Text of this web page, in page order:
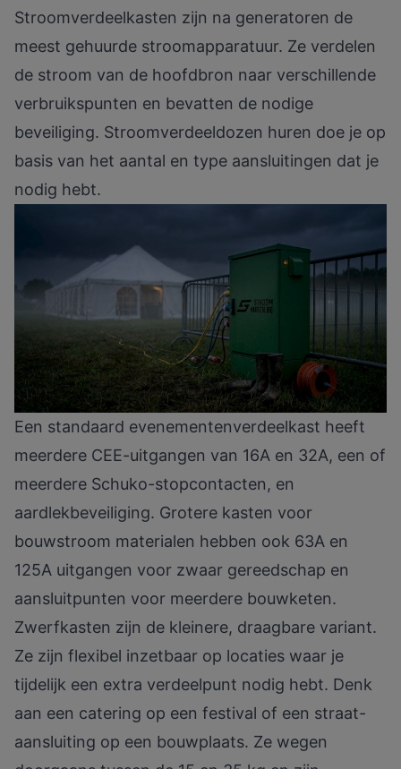
Stroomverdeelkasten zijn na generatoren de
meest gehuurde stroomapparatuur. Ze verdelen
de stroom van de hoofdbron naar verschillende
verbruikspunten en bevatten de nodige
beveiliging. Stroomverdeeldozen huren doe je op
basis van het aantal en type aansluitingen dat je
nodig hebt.
Een standaard evenementenverdeelkast heeft
meerdere CEE-uitgangen van 16A en 32A, een of
meerdere Schuko-stopcontacten, en
aardlekbeveiliging. Grotere kasten voor
bouwstroom materialen hebben ook 63A en
125A uitgangen voor zwaar gereedschap en
aansluitpunten voor meerdere bouwketen.
Zwerfkasten zijn de kleinere, draagbare variant.
Ze zijn flexibel inzetbaar op locaties waar je
tijdelijk een extra verdeelpunt nodig hebt. Denk
aan een catering op een festival of een straat-
aansluiting op een bouwplaats. Ze wegen